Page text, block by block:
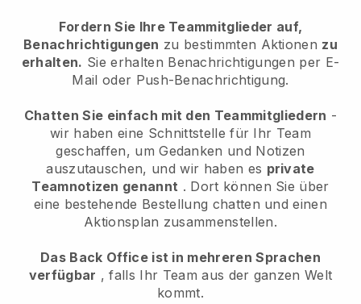
Fordern Sie Ihre Teammitglieder auf,
Benachrichtigungen zu bestimmten Aktionen zu
erhalten. Sie erhalten Benachrichtigungen per E-
Mail oder Push-Benachrichtigung.
Chatten Sie einfach mit den Teammitgliedern -
wir haben eine Schnittstelle für Ihr Team
geschaffen, um Gedanken und Notizen
auszutauschen, und wir haben es private
Teamnotizen genannt . Dort können Sie über
eine bestehende Bestellung chatten und einen
Aktionsplan zusammenstellen.
Das Back Office ist in mehreren Sprachen
verfügbar , falls Ihr Team aus der ganzen Welt
kommt.